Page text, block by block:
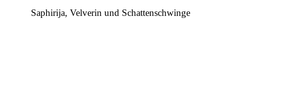
Saphirija, Velverin und Schattenschwinge